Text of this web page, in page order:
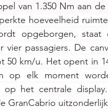
van 1.350 Nm aan de
hoeveelheid
opgeborgen,
vier passagiers. De
50 km/u. Het opent in
op elk moment
op het centrale
GranCabrio